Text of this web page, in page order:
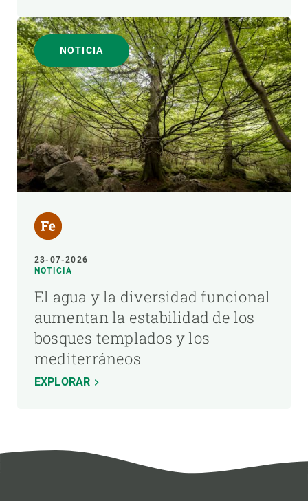
NOTICIA
23-07-2026
NOTICIA
El agua y la diversidad funcional
aumentan la estabilidad de los
bosques templados y los
mediterráneos
EXPLORAR